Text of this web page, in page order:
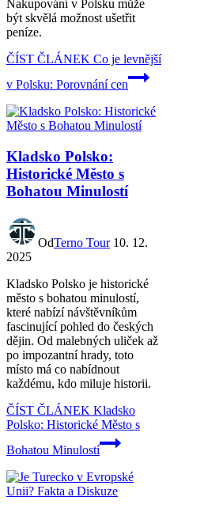
Nakupování v Polsku může
být skvělá možnost ušetřit
peníze.
ČÍST ČLÁNEK Co je levnější
v Polsku: Porovnání cen
Kladsko Polsko:
Historické Město s
Bohatou Minulostí
OdTerno Tour 10. 12.
2025
Kladsko Polsko je historické
město s bohatou minulostí,
které nabízí návštěvníkům
fascinující pohled do českých
dějin. Od malebných uliček až
po impozantní hrady, toto
místo má co nabídnout
každému, kdo miluje historii.
ČÍST ČLÁNEK Kladsko
Polsko: Historické Město s
Bohatou Minulostí